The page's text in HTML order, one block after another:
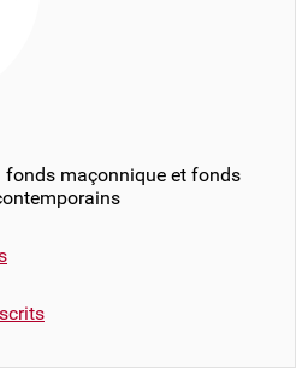
fonds maçonnique et fonds